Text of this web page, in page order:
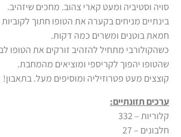
סויה וסטיביה ומעט קארי צהוב. מחכים שיזהיב.
בינתיים מניחים בקערה את הטופו חתוך
חמאת בוטנים ומשרים כמה דקות.
כשהקולורבי מתחיל להזהיב זורקים את הטופו
שהטופו יהפוך לקריספי ומוציאים מהמחבת.
קוצצים מעט פטרוזיליה ומוסיפים מעל. בתאבון!
ערכים תזונתיים:
קלוריות – 332
חלבונים – 27